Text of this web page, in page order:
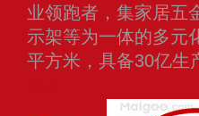
业领跑者，集家居五
示架等为一体的多元
平方米，具备30亿生